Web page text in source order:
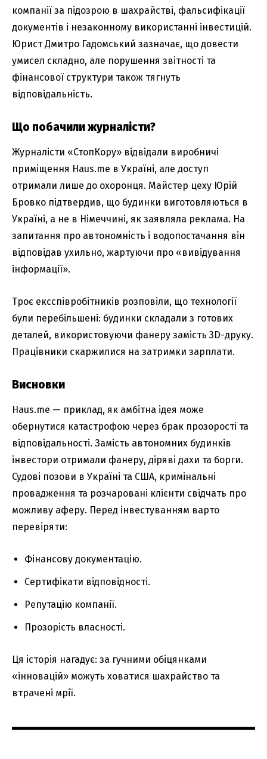
компанії за підозрою в шахрайстві, фальсифікації
документів і незаконному використанні інвестицій.
Юрист Дмитро Гадомський зазначає, що довести
умисел складно, але порушення звітності та
фінансової структури також тягнуть
відповідальність.
Що побачили журналісти?
Журналісти «СтопКору» відвідали виробничі
приміщення Haus.me в Україні, але доступ
отримали лише до охоронця. Майстер цеху Юрій
Бровко підтвердив, що будинки виготовляються в
Україні, а не в Німеччині, як заявляла реклама. На
запитання про автономність і водопостачання він
відповідав ухильно, жартуючи про «вивідування
інформації».
Троє ексспівробітників розповіли, що технології
були перебільшені: будинки складали з готових
деталей, використовуючи фанеру замість 3D-друку.
Працівники скаржилися на затримки зарплати.
Висновки
Haus.me — приклад, як амбітна ідея може
обернутися катастрофою через брак прозорості та
відповідальності. Замість автономних будинків
інвестори отримали фанеру, діряві дахи та борги.
Судові позови в Україні та США, кримінальні
провадження та розчаровані клієнти свідчать про
можливу аферу. Перед інвестуванням варто
перевіряти:
Фінансову документацію.
Сертифікати відповідності.
Репутацію компанії.
Прозорість власності.
Ця історія нагадує: за гучними обіцянками
«інновацій» можуть ховатися шахрайство та
втрачені мрії.